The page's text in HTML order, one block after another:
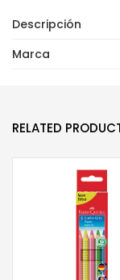
Descripción
Marca
RELATED